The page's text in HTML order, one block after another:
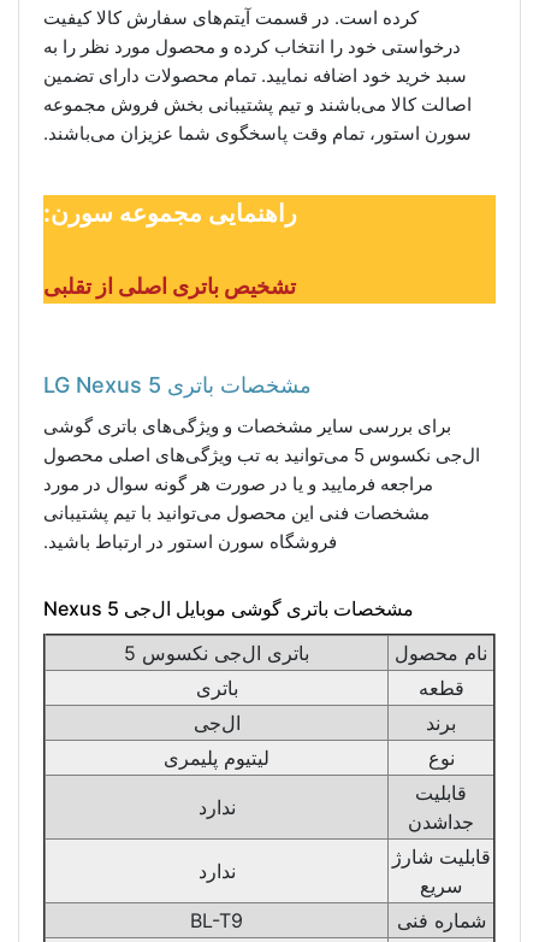
کرده است. در قسمت آیتم‌های سفارش کالا کیفیت
درخواستی خود را انتخاب کرده و محصول مورد نظر را به
سبد خرید خود اضافه نمایید. تمام محصولات دارای تضمین
اصالت کالا می‌باشند و تیم پشتیبانی بخش فروش مجموعه
سورن استور، تمام وقت پاسخگوی شما عزیزان می‌باشند.
راهنمایی مجموعه سورن:
تشخیص باتری اصلی از تقلبی
مشخصات باتری LG Nexus 5
برای بررسی سایر مشخصات و ویژگی‌های باتری گوشی
ال‌جی نکسوس 5 می‌توانید به تب ویژگی‌های اصلی محصول
مراجعه فرمایید و یا در صورت هر گونه سوال در مورد
مشخصات فنی این محصول می‌توانید با تیم پشتیبانی
فروشگاه سورن استور در ارتباط باشید.
مشخصات باتری گوشی موبایل ال‌جی Nexus 5
نام محصول
باتری ال‌جی نکسوس 5
قطعه
باتری
برند
ال‌جی
نوع
لیتیوم پلیمری
قابلیت
جداشدن
ندارد
قابلیت شارژ
سریع
ندارد
شماره فنی
BL-T9